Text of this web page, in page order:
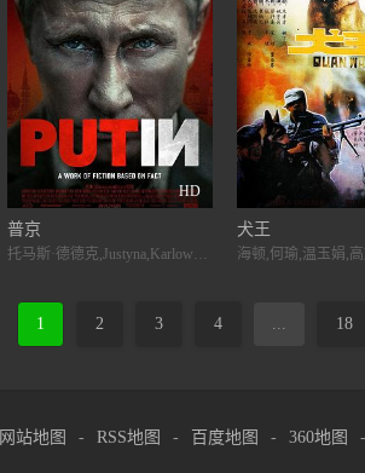
HD
普京
托马斯·德德克,Justyna,Karlowska,托马斯·克莱舒曼,Slawomir,Sobala,Kalina,Wysocka,Maksymilian,Zielinski
犬王
1 2 3 4 ... 18
网站地图 - RSS地图 - 百度地图 - 360地图 -